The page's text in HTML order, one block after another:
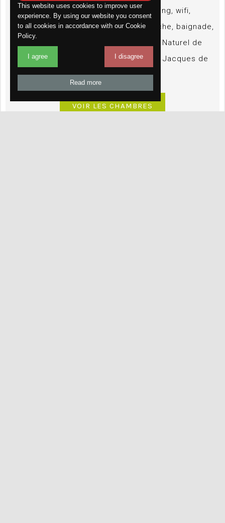
gratuit pour vous détendre. Parking, wifi,
nombreuses activités à proximité : pêche, baignade,
voile, VTT, sentiers pédestres, Parc Naturel de
Chartreuse, Walibi, zoo, sentier de St Jacques de
Compostelle à 800m.
VOIR LES CHAMBRES
This website uses cookies to improve user
experience. By using our website you consent
to all cookies in accordance with our Cookie
Policy.
I agree I disagree
Read more